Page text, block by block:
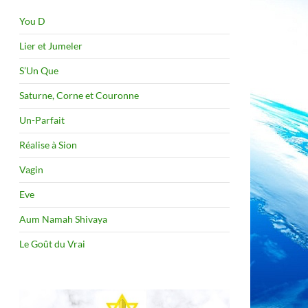
You D
Lier et Jumeler
S’Un Que
Saturne, Corne et Couronne
Un-Parfait
Réalise à Sion
Vagin
Eve
Aum Namah Shivaya
Le Goût du Vrai